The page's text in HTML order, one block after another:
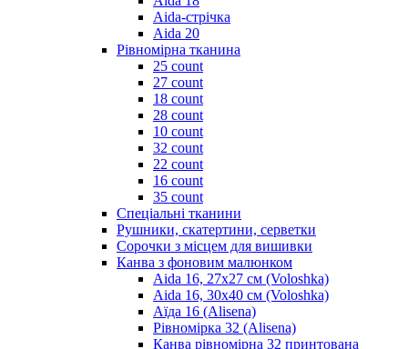
Aida-стрічка
Aida 20
Рівномірна тканина
25 count
27 count
18 count
28 count
10 count
32 count
22 count
16 count
35 count
Спеціальні тканини
Рушники, скатертини, серветки
Сорочки з місцем для вишивки
Канва з фоновим малюнком
Aida 16, 27х27 см (Voloshka)
Aida 16, 30х40 см (Voloshka)
Аїда 16 (Alisena)
Рівномірка 32 (Alisena)
Канва рівномірна 32 принтована